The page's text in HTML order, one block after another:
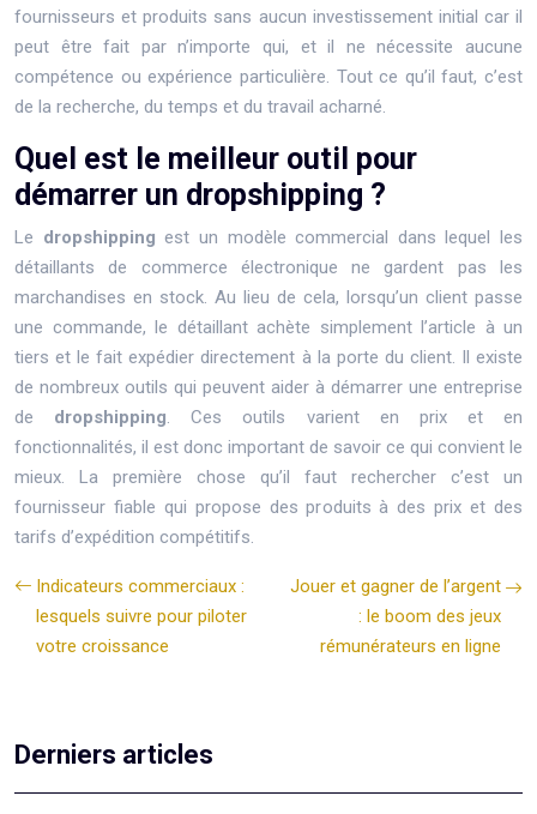
fournisseurs et produits sans aucun investissement initial car il
peut être fait par n’importe qui, et il ne nécessite aucune
compétence ou expérience particulière. Tout ce qu’il faut, c’est
de la recherche, du temps et du travail acharné.
Quel est le meilleur outil pour
démarrer un dropshipping ?
Le dropshipping est un modèle commercial dans lequel les
détaillants de commerce électronique ne gardent pas les
marchandises en stock. Au lieu de cela, lorsqu’un client passe
une commande, le détaillant achète simplement l’article à un
tiers et le fait expédier directement à la porte du client. Il existe
de nombreux outils qui peuvent aider à démarrer une entreprise
de dropshipping. Ces outils varient en prix et en
fonctionnalités, il est donc important de savoir ce qui convient le
mieux. La première chose qu’il faut rechercher c’est un
fournisseur fiable qui propose des produits à des prix et des
tarifs d’expédition compétitifs.
Indicateurs commerciaux :
lesquels suivre pour piloter
votre croissance
Jouer et gagner de l’argent
: le boom des jeux
rémunérateurs en ligne
Derniers articles